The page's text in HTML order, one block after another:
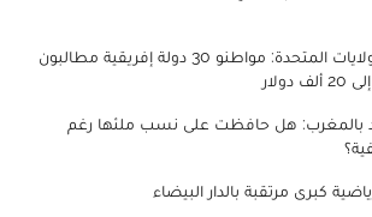
تأشيرة الدخول للولايات المتحدة: مواطنو 30 دولة إفريقية مطالبون
بالمغرب: هل حافظت على نسب ملئها رغم
كبرى مرتقبة بالدار البيضاء